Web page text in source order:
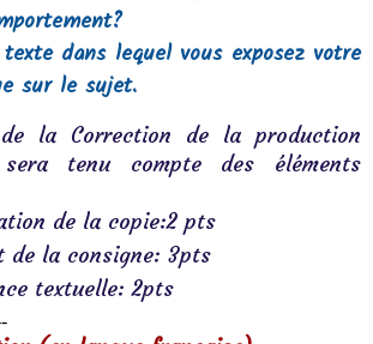
dans lequel vous exposez votre
sur le sujet.
la Correction de la production
tenu compte des éléments
de la copie:2 pts
de la consigne: 3pts
textuelle: 2pts